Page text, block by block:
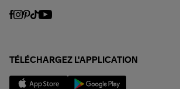
TÉLÉCHARGEZ L'APPLICATION